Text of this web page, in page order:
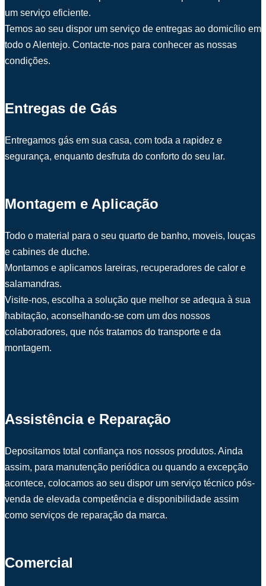
um serviço eficiente.
Temos ao seu dispor um serviço de entregas ao domicílio em
todo o Alentejo. Contacte-nos para conhecer as nossas
condições.
Entregas de Gás
Entregamos gás em sua casa, com toda a rapidez e
segurança, enquanto desfruta do conforto do seu lar.
Montagem e Aplicação
Todo o material para o seu quarto de banho, moveis, louças
e cabines de duche.
Montamos e aplicamos lareiras, recuperadores de calor e
salamandras.
Visite-nos, escolha a solução que melhor se adequa à sua
habitação, aconselhando-se com um dos nossos
colaboradores, que nós tratamos do transporte e da
montagem.
Assistência e Reparação
Depositamos total confiança nos nossos produtos. Ainda
assim, para manutenção periódica ou quando a excepção
acontece, colocamos ao seu dispor um serviço técnico pós-
venda de elevada competência e disponibilidade assim
como serviços de reparação da marca.
Comercial